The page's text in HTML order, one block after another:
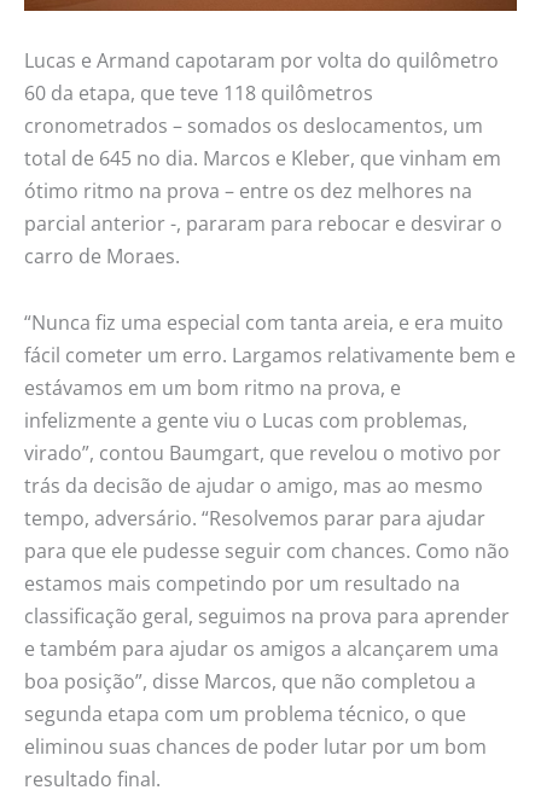
Lucas e Armand capotaram por volta do quilômetro
60 da etapa, que teve 118 quilômetros
cronometrados – somados os deslocamentos, um
total de 645 no dia. Marcos e Kleber, que vinham em
ótimo ritmo na prova – entre os dez melhores na
parcial anterior -, pararam para rebocar e desvirar o
carro de Moraes.
“Nunca fiz uma especial com tanta areia, e era muito
fácil cometer um erro. Largamos relativamente bem e
estávamos em um bom ritmo na prova, e
infelizmente a gente viu o Lucas com problemas,
virado”, contou Baumgart, que revelou o motivo por
trás da decisão de ajudar o amigo, mas ao mesmo
tempo, adversário. “Resolvemos parar para ajudar
para que ele pudesse seguir com chances. Como não
estamos mais competindo por um resultado na
classificação geral, seguimos na prova para aprender
e também para ajudar os amigos a alcançarem uma
boa posição”, disse Marcos, que não completou a
segunda etapa com um problema técnico, o que
eliminou suas chances de poder lutar por um bom
resultado final.